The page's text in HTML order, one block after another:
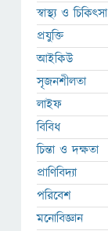
স্বাস্থ্য ও চিকিৎসা
প্রযুক্তি
আইকিউ
সৃজনশীলতা
লাইফ
বিবিধ
চিন্তা ও দক্ষতা
প্রাণিবিদ্যা
পরিবেশ
মনোবিজ্ঞান